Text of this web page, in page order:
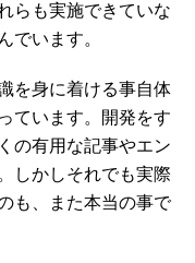
らも実施できていな
でいます。
を身に着ける事自体
ています。開発をす
の有用な記事やエン
しかしそれでも実際
も、また本当の事で